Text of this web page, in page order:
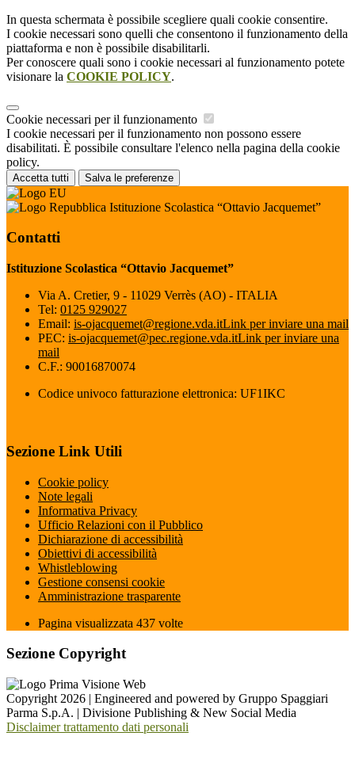
In questa schermata è possibile scegliere quali cookie consentire.
I cookie necessari sono quelli che consentono il funzionamento della
piattaforma e non è possibile disabilitarli.
Per conoscere quali sono i cookie necessari al funzionamento potete
visionare la COOKIE POLICY.
Cookie necessari per il funzionamento
I cookie necessari per il funzionamento non possono essere
disabilitati. È possibile consultare l'elenco nella pagina della cookie
policy.
Accetta tutti Salva le preferenze
Istituzione Scolastica “Ottavio Jacquemet”
Contatti
Istituzione Scolastica “Ottavio Jacquemet”
Via A. Cretier, 9 - 11029 Verrès (AO) - ITALIA
Tel: 0125 929027
Email: is-ojacquemet@regione.vda.itLink per inviare una mail
PEC: is-ojacquemet@pec.regione.vda.itLink per inviare una
mail
C.F.: 90016870074
Codice univoco fatturazione elettronica: UF1IKC
Sezione Link Utili
Cookie policy
Note legali
Informativa Privacy
Ufficio Relazioni con il Pubblico
Dichiarazione di accessibilità
Obiettivi di accessibilità
Whistleblowing
Gestione consensi cookie
Amministrazione trasparente
Pagina visualizzata 437 volte
Sezione Copyright
Copyright 2026 | Engineered and powered by Gruppo Spaggiari
Parma S.p.A. | Divisione Publishing & New Social Media
Disclaimer trattamento dati personali